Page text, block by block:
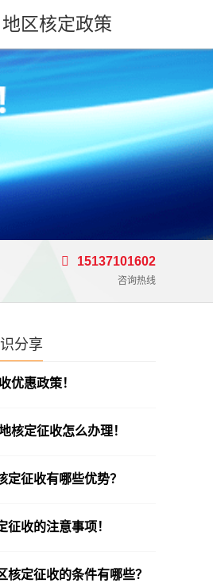
地区核定政策
15137101602
咨询热线
分享
优惠政策！
核定征收怎么办理！
定征收有哪些优势？
征收的注意事项！
核定征收的条件有哪些？